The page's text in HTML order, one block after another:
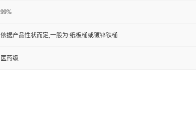
99%
依据产品性状而定,一般为:纸板桶或镀锌铁桶
医药级